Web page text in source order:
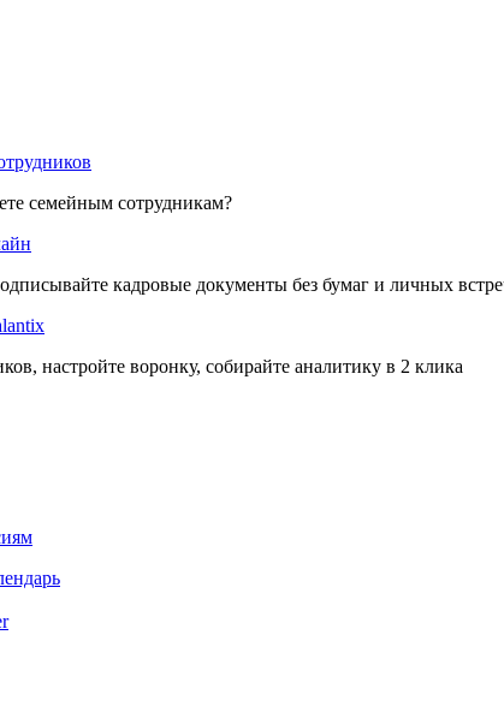
семейным сотрудникам?
кадровые документы без бумаг и личных
настройте воронку, собирайте аналитику в 2 клика